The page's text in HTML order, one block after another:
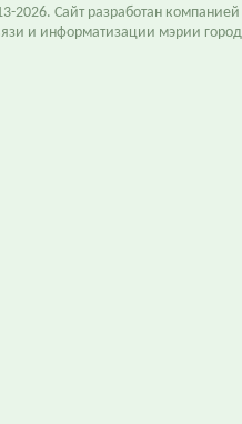
2026. Сайт разработан компанией
и информатизации мэрии